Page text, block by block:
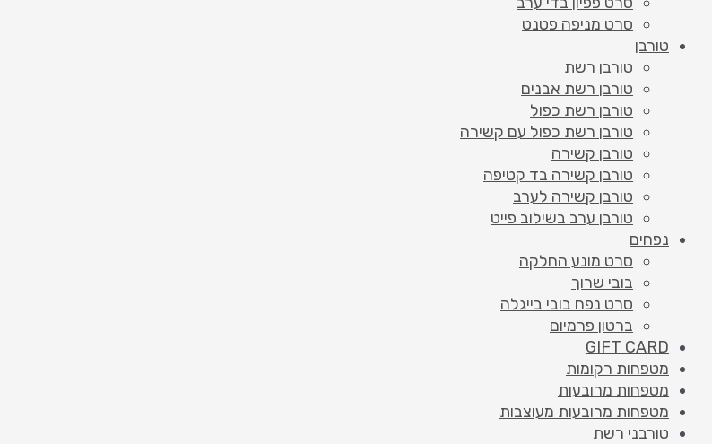
סרט מניפה פטנט
טורבן
טורבן רשת
טורבן רשת אבנים
טורבן רשת כפול
טורבן רשת כפול עם קשירה
טורבן קשירה
טורבן קשירה בד קטיפה
טורבן קשירה לערב
טורבן ערב בשילוב פייט
נפחים
סרט מונע החלקה
בובי שרוך
סרט נפח בובי בייגלה
ברטון פרמיום
GIFT CARD
מטפחות רקומות
מטפחות מרובעות
מטפחות מרובעות מעוצבות
טורבני רשת